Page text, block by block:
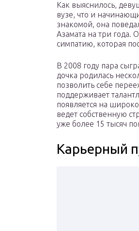
Как выяснилось,
вузе, что и
знакомой, она
Азамата на три года.
симпатию, которая
В 2008 году пара
дочка родилась
позволить себе
поддерживает
появляется на
ведет собственную
уже более 15 тысяч
Карьерный